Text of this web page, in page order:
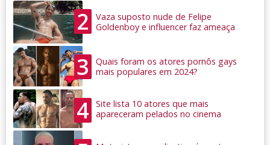
2
Vaza suposto nude de Felipe
Goldenboy e influencer faz ameaça
3
Quais foram os atores pornôs gays
mais populares em 2024?
4
Site lista 10 atores que mais
apareceram pelados no cinema